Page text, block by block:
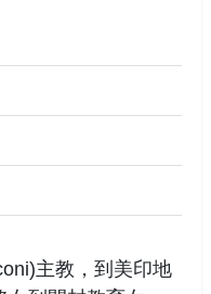
主教，到美印地